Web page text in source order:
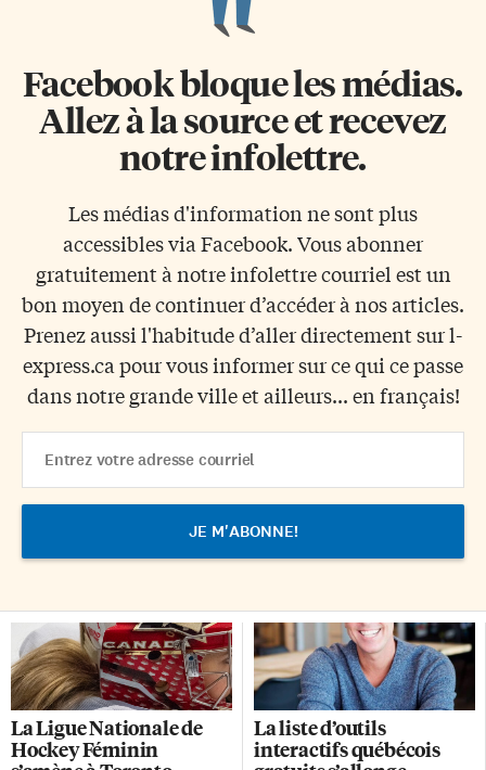
Facebook bloque les médias.
Allez à la source et recevez
notre infolettre.
Les médias d'information ne sont plus
accessibles via Facebook. Vous abonner
gratuitement à notre infolettre courriel est un
bon moyen de continuer d’accéder à nos articles.
Prenez aussi l'habitude d’aller directement sur l-
express.ca pour vous informer sur ce qui ce passe
dans notre grande ville et ailleurs... en français!
Address
La Ligue Nationale de
Hockey Féminin
La liste d’outils
interactifs québécois